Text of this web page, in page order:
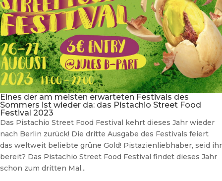
Eines der am meisten erwarteten Festivals des
Sommers ist wieder da: das Pistachio Street Food
Festival 2023
Das Pistachio Street Food Festival kehrt dieses Jahr wieder
nach Berlin zurück! Die dritte Ausgabe des Festivals feiert
das weltweit beliebte grüne Gold! Pistazienliebhaber, seid ihr
bereit? Das Pistachio Street Food Festival findet dieses Jahr
schon zum dritten Mal...